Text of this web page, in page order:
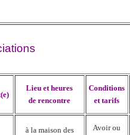
Lieu et heures
de rencontre
Conditions
et tarifs
à la maison des
Avoir ou